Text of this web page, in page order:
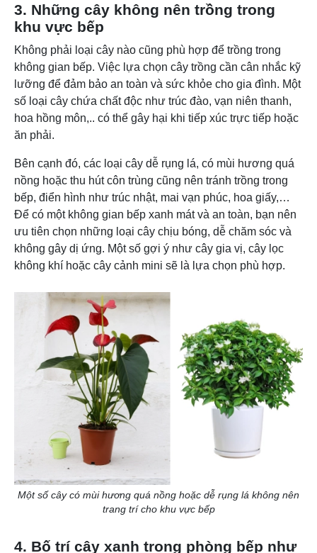
3. Những cây không nên trồng trong
khu vực bếp
Không phải loại cây nào cũng phù hợp để trồng trong
không gian bếp. Việc lựa chọn cây trồng cần cân nhắc kỹ
lưỡng để đảm bảo an toàn và sức khỏe cho gia đình. Một
số loại cây chứa chất độc như trúc đào, vạn niên thanh,
hoa hồng môn,.. có thể gây hại khi tiếp xúc trực tiếp hoặc
ăn phải.
Bên cạnh đó, các loại cây dễ rụng lá, có mùi hương quá
nồng hoặc thu hút côn trùng cũng nên tránh trồng trong
bếp, điển hình như trúc nhật, mai vạn phúc, hoa giấy,…
Để có một không gian bếp xanh mát và an toàn, bạn nên
ưu tiên chọn những loại cây chịu bóng, dễ chăm sóc và
không gây dị ứng. Một số gợi ý như cây gia vị, cây lọc
không khí hoặc cây cảnh mini sẽ là lựa chọn phù hợp.
Một số cây có mùi hương quá nồng hoặc dễ rụng lá không nên
trang trí cho khu vực bếp
4. Bố trí cây xanh trong phòng bếp như